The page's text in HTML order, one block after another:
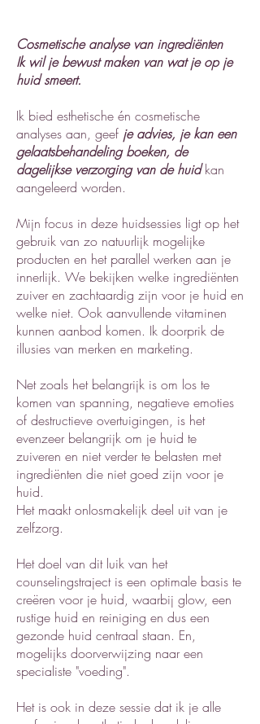
Cosmetische analyse van ingrediënten
Ik wil je bewust maken van wat je op je
huid smeert.
Ik bied esthetische én cosmetische
analyses aan, geef je advies, je kan een
gelaatsbehandeling boeken, de
dagelijkse verzorging van de huidkan
aangeleerd worden.
Mijn focus in deze huidsessies ligt op het
gebruik van zo natuurlijk mogelijke
producten en het parallel werken aan je
innerlijk. We bekijken welke ingrediënten
zuiver en zachtaardig zijn voor je huid en
welke niet. Ook aanvullende vitaminen
kunnen aanbod komen. Ik doorprik de
illusies van merken en marketing.
Net zoals het belangrijk is om los te
komen van spanning, negatieve emoties
of destructieve overtuigingen, is het
evenzeer belangrijk om je huid te
zuiveren en niet verder te belasten met
ingrediënten die niet goed zijn voor je
huid.
Het maakt onlosmakelijk deel uit van je
zelfzorg.
Het doel van dit luik van het
counselingstraject is een optimale basis te
creëren voor je huid, waarbij glow, een
rustige huid en reiniging en dus een
gezonde huid centraal staan. En,
mogelijks doorverwijzing naar een
specialiste "voeding".
Het is ook in deze sessie dat ik je alle